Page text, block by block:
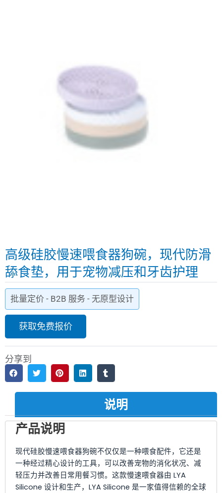
高级硅胶慢速喂食器狗碗，现代防滑
舔食垫，用于宠物减压和牙齿护理
批量定价 - B2B 服务 - 无原型设计
获取免费报价
分享到
说明
产品说明
现代硅胶慢速喂食器狗碗不仅仅是一种喂食配件，它还是
一种经过精心设计的工具，可以改善宠物的消化状况、减
轻压力并改善日常用餐习惯。这款慢速喂食器由 LYA
Silicone 设计和生产，LYA Silicone 是一家值得信赖的全球